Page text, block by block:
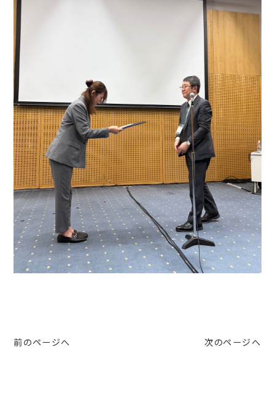
前のページへ 次のページへ